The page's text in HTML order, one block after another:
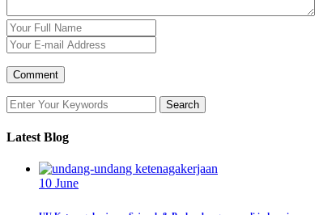
Latest Blog
10 June